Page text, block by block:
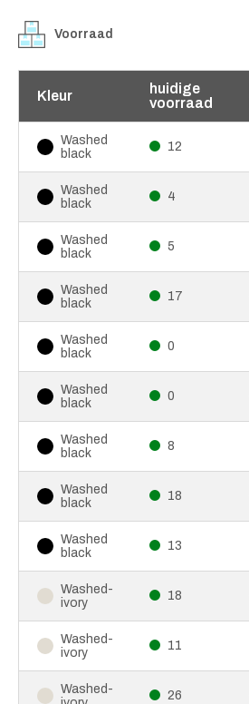
Voorraad
Kleur
huidige
voorraad
Washed
black
12
Washed
black
4
Washed
black
5
Washed
black
17
Washed
black
0
Washed
black
0
Washed
black
8
Washed
black
18
Washed
black
13
Washed-
ivory
18
Washed-
ivory
11
Washed-
26